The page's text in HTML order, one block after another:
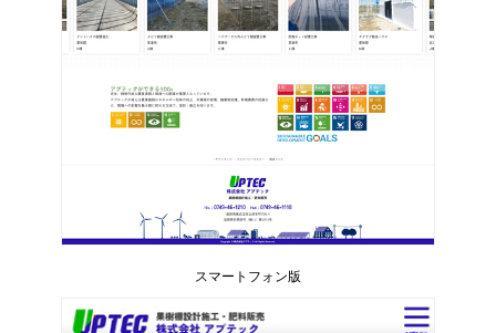
スマートフォン版